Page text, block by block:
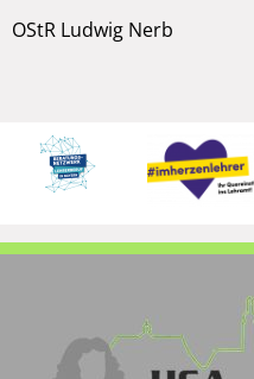
OStR Ludwig Nerb